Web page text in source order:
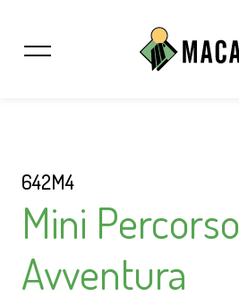
642M4
Mini Percorso
Avventura